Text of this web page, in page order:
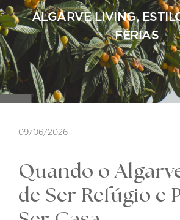
ALGARVE LIVING,
FÉRIAS
09/06/2026
Quando o
de Ser Refúgio e